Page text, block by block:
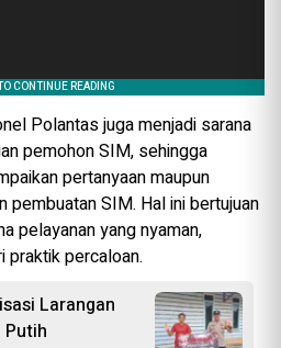
Polantas juga menjadi sarana
pemohon SIM, sehingga
pertanyaan maupun
pembuatan SIM. Hal ini bertujuan
pelayanan yang nyaman,
praktik percaloan.
Larangan
Putih